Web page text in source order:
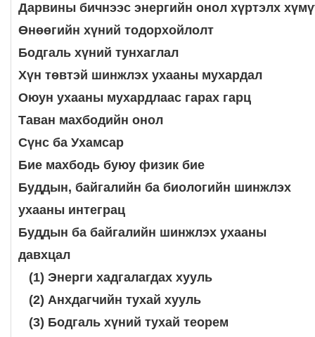
Дарвины бичнээс энергийн онол хүртэлх
Өнөөгийн хүний тодорхойлолт
Бодгаль хүний тунхаглал
Хүн төвтэй шинжлэх ухааны мухардал
Оюун ухааны мухардлаас гарах гарц
Таван махбодийн онол
Сүнс ба Ухамсар
Бие махбодь буюу физик бие
Буддын, байгалийн ба биологийн шинжлэх
ухааны интеграц
Буддын ба байгалийн шинжлэх ухааны
давхцал
(1) Энерги хадгалагдах хууль
(2) Анхдагчийн тухай хууль
(3) Бодгаль хүний тухай теорем